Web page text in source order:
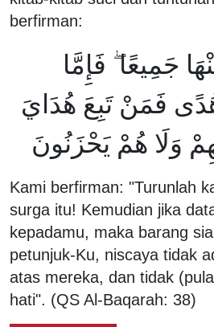
berfirman:
جَمِيعًا ۖ فَإِمَّا
فَمَنْ تَبِعَ هُدَايَ
وَلَا هُمْ يَحْزَنُونَ
Kami berfirman: "Turunlah
surga itu! Kemudian jika
kepadamu, maka barang
petunjuk-Ku, niscaya tidak
atas mereka, dan tidak
hati". (QS Al-Baqarah: 38)